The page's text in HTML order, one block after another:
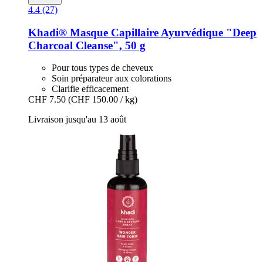
4.4 (27)
Khadi® Masque Capillaire Ayurvédique "Deep
Charcoal Cleanse", 50 g
Pour tous types de cheveux
Soin préparateur aux colorations
Clarifie efficacement
CHF 7.50 (CHF 150.00 / kg)
Livraison jusqu'au 13 août